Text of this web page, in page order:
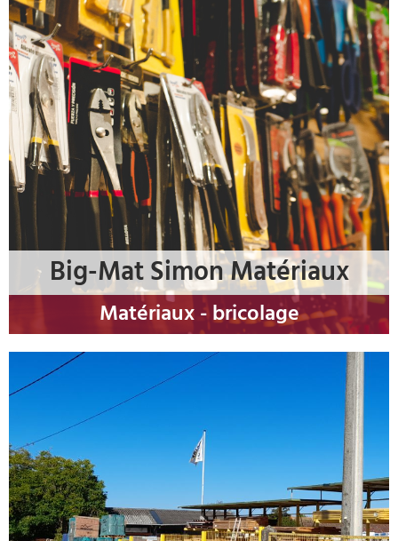
Big-Mat Simon Matériaux
Matériaux - bricolage